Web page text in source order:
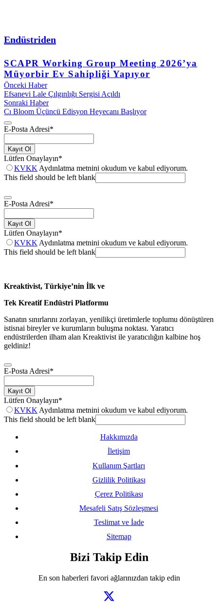
Endüstriden
SCAPR Working Group Meeting 2026’ya
Müyorbir Ev Sahipliği Yapıyor
Önceki Haber
Efsanevi Lale Çılgınlığı Sergisi Açıldı
Sonraki Haber
Cı Bloom Üçüncü Edisyon Heyecanı Başlıyor
E-Posta Adresi*
Kayıt Ol
Lütfen Onaylayın*
KVKK Aydınlatma metnini okudum ve kabul ediyorum.
This field should be left blank
E-Posta Adresi*
Kayıt Ol
Lütfen Onaylayın*
KVKK Aydınlatma metnini okudum ve kabul ediyorum.
This field should be left blank
Kreaktivist, Türkiye’nin İlk ve
Tek Kreatif Endüstri Platformu
Sanatın sınırlarını zorlayan, yenilikçi üretimlerle toplumu dönüştüren
istisnai bireyler ve kurumların buluşma noktası. Yaratıcı
endüstrilerden ilham alan Kreaktivist ile yaratıcılığın kalbine hoş
geldiniz!
E-Posta Adresi*
Kayıt Ol
Lütfen Onaylayın*
KVKK Aydınlatma metnini okudum ve kabul ediyorum.
This field should be left blank
Hakkımızda
İletişim
Kullanım Şartları
Gizlilik Politikası
Çerez Politikası
Mesafeli Satış Sözleşmesi
Teslimat ve İade
Sitemap
Bizi Takip Edin
En son haberleri favori ağlarınızdan takip edin